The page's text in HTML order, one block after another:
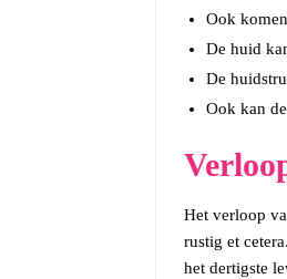
Ook
De huid
De
Ook kan
Het verloop
rustig et
het dertigste